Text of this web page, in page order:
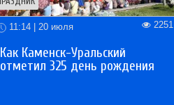
11:14 | 20 июля 2251
Как Каменск-Уральский
отметил 325 день рождения